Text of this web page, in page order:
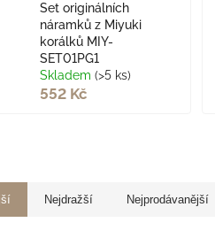
Set originálních
náramků z Miyuki
korálků MIY-
SET01PG1
Skladem (>5 ks)
552 Kč
Nejdražší Nejprodávanější